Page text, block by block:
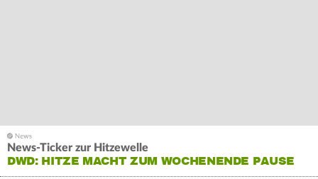
News-Ticker zur Hitzewelle
DWD: HITZE MACHT ZUM WOCHENENDE PAUSE